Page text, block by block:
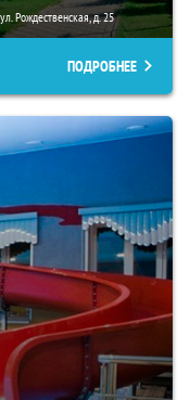
Рождественская, д. 25
ПОДРОБНЕЕ